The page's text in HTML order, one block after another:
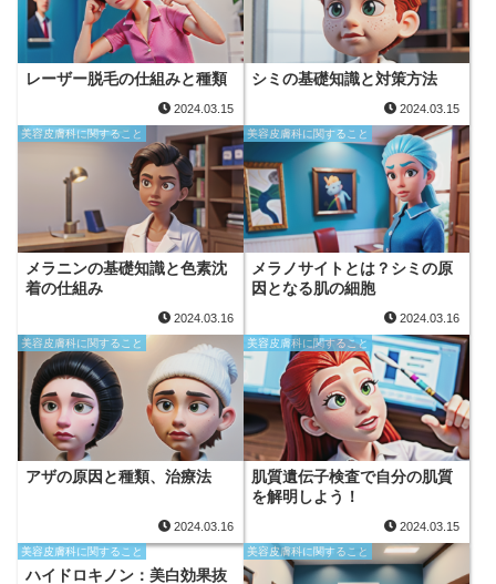
レーザー脱毛の仕組みと種類
2024.03.15
シミの基礎知識と対策方法
2024.03.15
美容皮膚科に関すること
メラニンの基礎知識と色素沈
着の仕組み
2024.03.16
美容皮膚科に関すること
メラノサイトとは？シミの原
因となる肌の細胞
2024.03.16
美容皮膚科に関すること
アザの原因と種類、治療法
2024.03.16
美容皮膚科に関すること
肌質遺伝子検査で自分の肌質
を解明しよう！
2024.03.15
美容皮膚科に関すること
ハイドロキノン：美白効果抜
美容皮膚科に関すること